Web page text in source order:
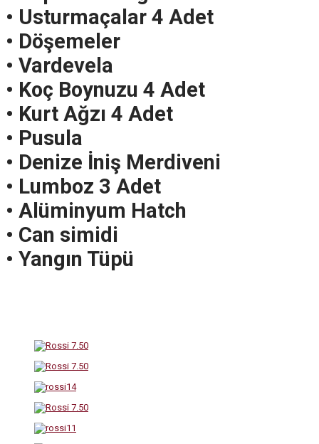
• Usturmaçalar 4 Adet
• Döşemeler
• Vardevela
• Koç Boynuzu 4 Adet
• Kurt Ağzı 4 Adet
• Pusula
• Denize İniş Merdiveni
• Lumboz 3 Adet
• Alüminyum Hatch
• Can simidi
• Yangın Tüpü